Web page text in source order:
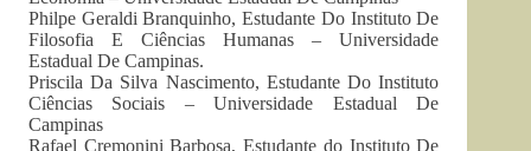
Philpe Geraldi Branquinho, Estudante Do Instituto De
Filosofia E Ciências Humanas – Universidade
Estadual De Campinas.
Priscila Da Silva Nascimento, Estudante Do Instituto
Ciências Sociais – Universidade Estadual De
Campinas
Rafael Cremonini Barbosa, Estudante do Instituto De